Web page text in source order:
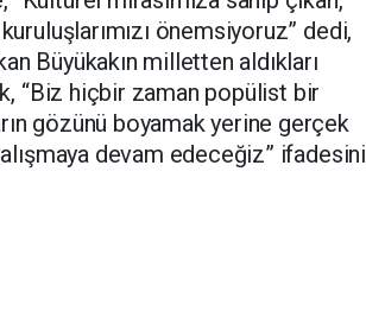
önemsiyoruz” dedi,
Büyükakın milletten aldıkları
“Biz hiçbir zaman popülist bir
gözünü boyamak yerine gerçek
devam edeceğiz” ifadesini